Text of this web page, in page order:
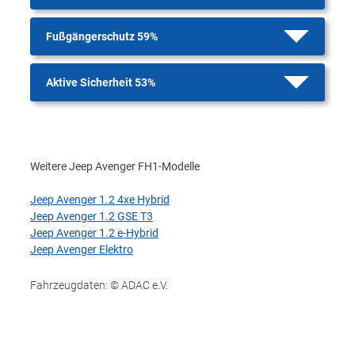
Fußgängerschutz 59%
Aktive Sicherheit 53%
Weitere Jeep Avenger FH1-Modelle
Jeep Avenger 1.2 4xe Hybrid
Jeep Avenger 1.2 GSE T3
Jeep Avenger 1.2 e-Hybrid
Jeep Avenger Elektro
Fahrzeugdaten: © ADAC e.V.